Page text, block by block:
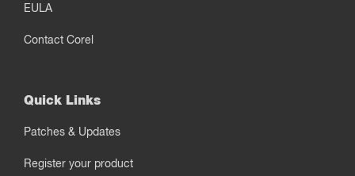
EULA
Contact Corel
Quick Links
Patches & Updates
Register your product